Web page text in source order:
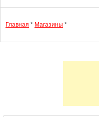
Главная * Магазины *